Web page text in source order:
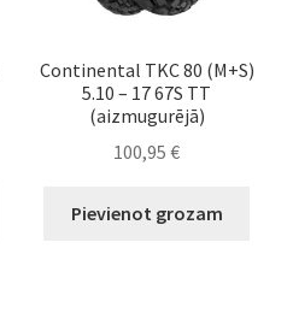
Continental TKC 80 (M+S)
5.10 – 17 67S TT
(aizmugurējā)
100,95€
Pievienot grozam